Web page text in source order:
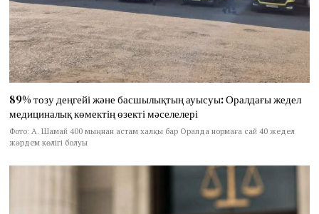
89% тозу деңгейі және басшылықтың ауысуы: Оралдағы жедел
медициналық көмектің өзекті мәселелері
Фото: А. Шамай 400 мыңнан астам халқы бар Оралда нормаға сай 40 жедел
жәрдем көлігі болуы